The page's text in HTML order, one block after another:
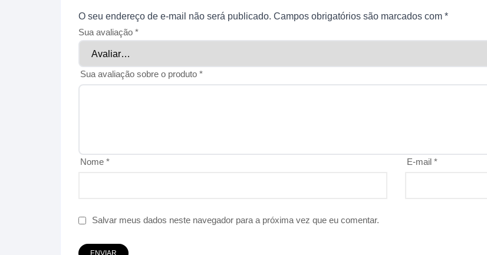
O seu endereço de e-mail não será publicado. Campos obrigatórios são marcados com *
Sua avaliação *
Sua avaliação sobre o produto *
Nome * E-mail *
Salvar meus dados neste navegador para a próxima vez que eu comentar.